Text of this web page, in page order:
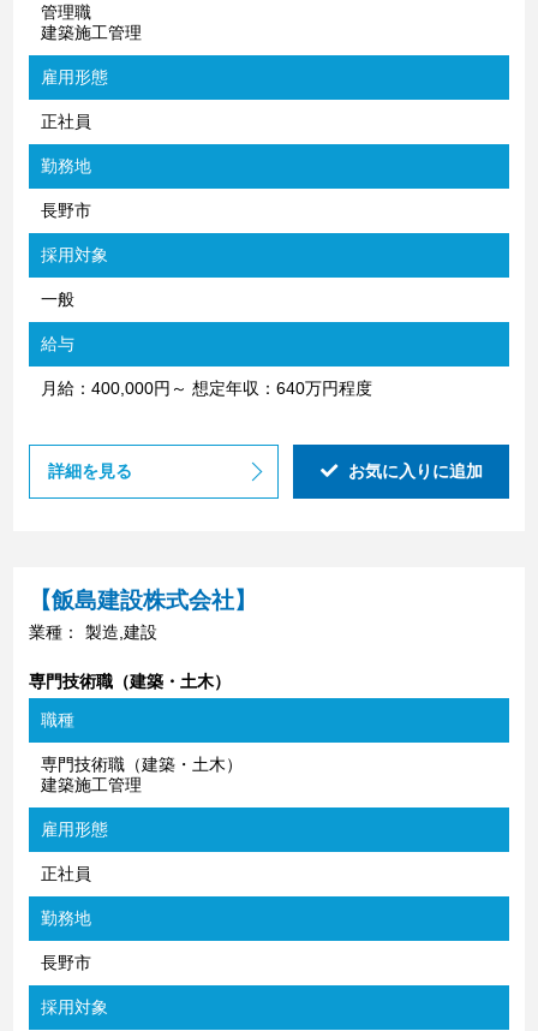
管理職
建築施工管理
雇用形態
正社員
勤務地
長野市
採用対象
一般
給与
月給：400,000円～ 想定年収：640万円程度
詳細を見る お気に入りに追加
【飯島建設株式会社】
業種： 製造,建設
専門技術職（建築・土木）
職種
専門技術職（建築・土木）
建築施工管理
雇用形態
正社員
勤務地
長野市
採用対象